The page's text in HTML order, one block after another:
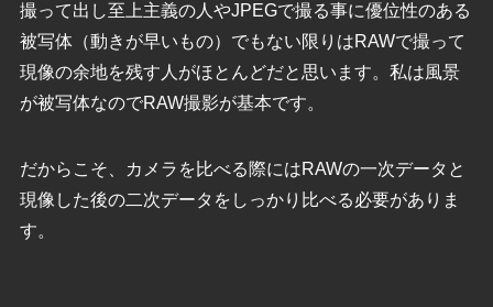
撮って出し至上主義の人やJPEGで撮る事に優位性のある
被写体（動きが早いもの）でもない限りはRAWで撮って
現像の余地を残す人がほとんどだと思います。私は風景
が被写体なのでRAW撮影が基本です。
だからこそ、カメラを比べる際にはRAWの一次データと
現像した後の二次データをしっかり比べる必要がありま
す。